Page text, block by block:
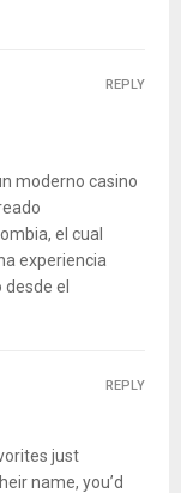
moderno casino
el cual
experiencia
el
REPLY
just
name, you’d
REPLY